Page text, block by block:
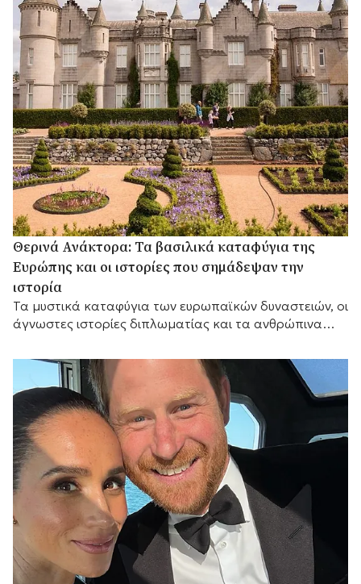
Θερινά Ανάκτορα: Τα βασιλικά καταφύγια της
Ευρώπης και οι ιστορίες που σημάδεψαν την
ιστορία
Τα μυστικά καταφύγια των ευρωπαϊκών δυναστειών, οι
άγνωστες ιστορίες διπλωματίας και τα ανθρώπινα
πρωτευουσών.